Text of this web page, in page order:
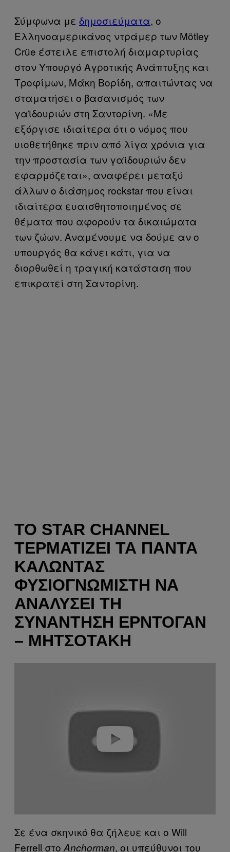
Σύμφωνα με δημοσιεύματα, ο
Ελληνοαμερικάνος ντράμερ των Mötley
Crüe έστειλε επιστολή διαμαρτυρίας
στον Υπουργό Αγροτικής Ανάπτυξης και
Τροφίμων, Μάκη Βορίδη, απαιτώντας να
σταματήσει ο βασανισμός των
γαϊδουριών στη Σαντορίνη. «Με
εξόργισε ιδιαίτερα ότι ο νόμος που
υιοθετήθηκε πριν από λίγα χρόνια για
την προστασία των γαϊδουριών δεν
εφαρμόζεται», αναφέρει μεταξύ
άλλων ο διάσημος rockstar που είναι
ιδιαίτερα ευαισθητοποιημένος σε
θέματα που αφορούν τα δικαιώματα
των ζώων. Αναμένουμε να δούμε αν ο
υπουργός θα κάνει κάτι, για να
διορθωθεί η τραγική κατάσταση που
επικρατεί στη Σαντορίνη.
ΤΟ STAR CHANNEL
ΤΕΡΜΑΤΊΖΕΙ ΤΑ ΠΆΝΤΑ
ΚΑΛΏΝΤΑΣ
ΦΥΣΙΟΓΝΩΜΙΣΤΉ ΝΑ
ΑΝΑΛΎΣΕΙ ΤΗ
ΣΥΝΆΝΤΗΣΗ ΕΡΝΤΟΓΆΝ
– ΜΗΤΣΟΤΆΚΗ
Σε ένα σκηνικό θα ζήλευε και ο Will
Ferrell στο Anchorman, οι υπεύθυνοι του